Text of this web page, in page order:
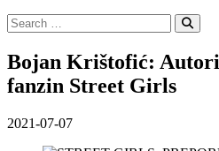
Search
for:
Search
Bojan Krištofić:
fanzin Street Girls
2021-07-07